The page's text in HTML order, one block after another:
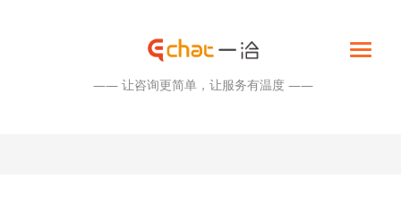
—— 让咨询更简单，让服务有温度 ——